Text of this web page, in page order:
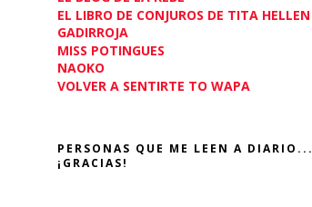
EL LIBRO DE CONJUROS DE TITA HELLEN
GADIRROJA
MISS POTINGUES
NAOKO
VOLVER A SENTIRTE TO WAPA
PERSONAS QUE ME LEEN A DIARIO...
¡GRACIAS!